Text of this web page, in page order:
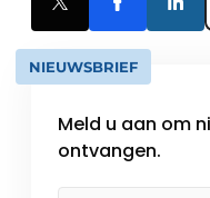
NIEUWSBRIEF
Meld u aan om
ontvangen.